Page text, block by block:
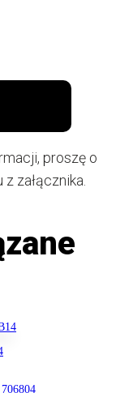
proszę o
załącznika.